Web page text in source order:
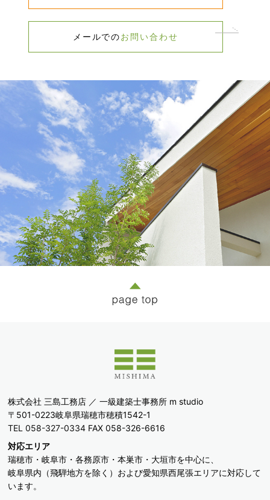
メールでの​お問い合わせ​
株式会社 三島工務店 ／ 一級建築士事務所 m studio
〒501-0223岐阜県瑞穂市穂積1542-1
TEL 058-327-0334 FAX 058-326-6616
対応エリア
瑞穂市・岐阜市・各務原市・本巣市・大垣市を中心に、
岐阜県内（飛騨地方を除く）および愛知県西尾張エリアに対応して
います。